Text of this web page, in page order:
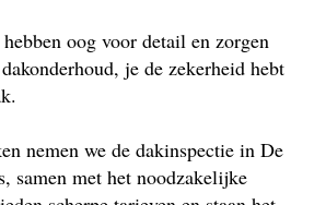
oog voor detail en zorgen
je de zekerheid hebt
nemen we de dakinspectie in De
samen met het noodzakelijke